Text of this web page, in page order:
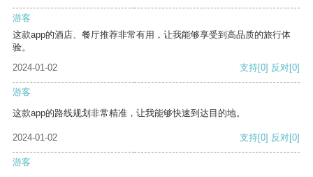
游客
这款app的酒店、餐厅推荐非常有用，让我能够享受到高品质的旅行体
验。
2024-01-02
支持[0] 反对[0]
游客
这款app的路线规划非常精准，让我能够快速到达目的地。
2024-01-02 支持[0] 反对[0]
游客